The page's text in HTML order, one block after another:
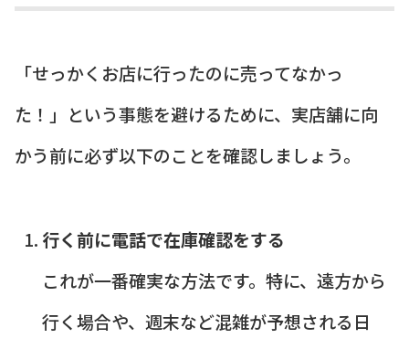
「せっかくお店に行ったのに売ってなかっ
た！」という事態を避けるために、実店舗に向
かう前に必ず以下のことを確認しましょう。
行く前に電話で在庫確認をする
これが一番確実な方法です。特に、遠方から
行く場合や、週末など混雑が予想される日